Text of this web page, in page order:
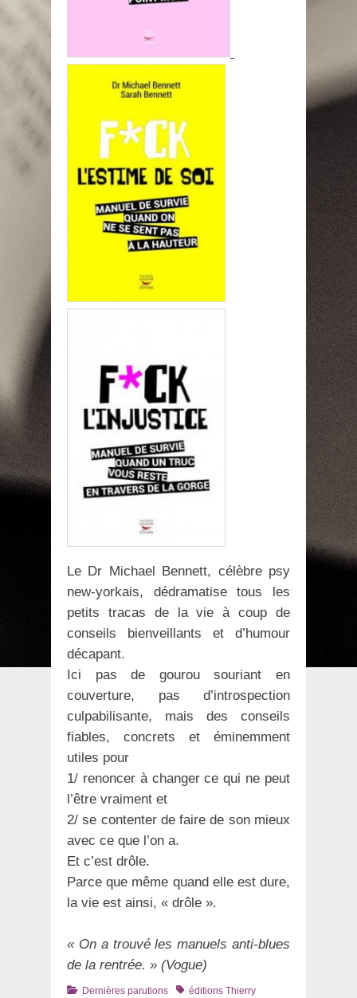
Le Dr Michael Bennett, célèbre psy
new-yorkais, dédramatise tous les
petits tracas de la vie à coup de
conseils bienveillants et d’humour
décapant.
Ici pas de gourou souriant en
couverture, pas d’introspection
culpabilisante, mais des conseils
fiables, concrets et éminemment
utiles pour
1/ renoncer à changer ce qui ne peut
l’être vraiment et
2/ se contenter de faire de son mieux
avec ce que l’on a.
Et c’est drôle.
Parce que même quand elle est dure,
la vie est ainsi, « drôle ».
« On a trouvé les manuels anti-blues
de la rentrée. » (Vogue)
Catégories
Dernières parutions Tagséditions Thierry